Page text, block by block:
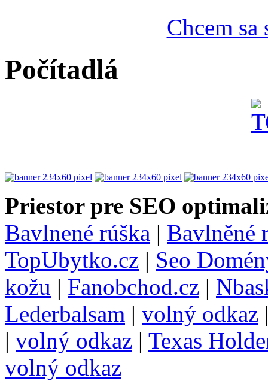
Chcem
Počítadlá
Priestor pre SEO
Bavlnené rúška | Bavlněné
TopUbytko.cz | Seo
kožu | Fanobchod.cz |
Lederbalsam | volný odkaz
| volný odkaz | Texas
volný odkaz